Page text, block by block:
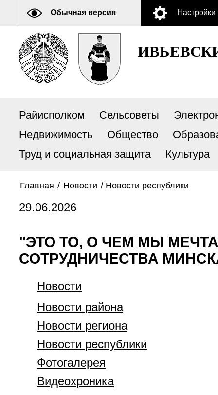
Обычная версия Настройки
Райисполком Сельсоветы
Недвижимость
Общество
Труд и социальная защита
Культура
Главная / Новости / Новости республики
29.06.2026
"ЭТО ТО, О ЧЕМ МЫ
СОТРУДНИЧЕСТВА
Новости
Новости района
Новости региона
Новости республики
Фотогалерея
Видеохроника